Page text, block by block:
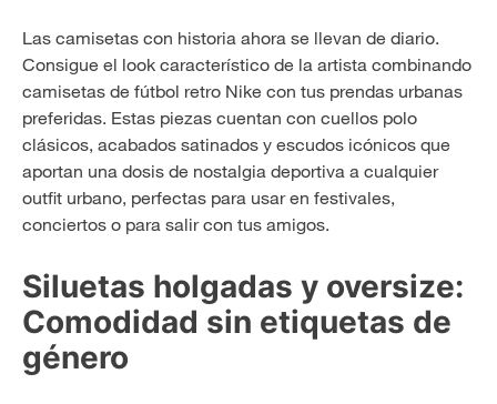
Las camisetas con historia ahora se llevan de diario.
Consigue el look característico de la artista combinando
camisetas de fútbol retro Nike con tus prendas urbanas
preferidas. Estas piezas cuentan con cuellos polo
clásicos, acabados satinados y escudos icónicos que
aportan una dosis de nostalgia deportiva a cualquier
outfit urbano, perfectas para usar en festivales,
conciertos o para salir con tus amigos.
Siluetas holgadas y oversize:
Comodidad sin etiquetas de
género